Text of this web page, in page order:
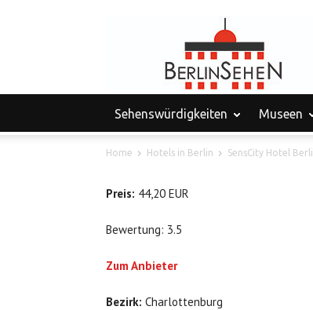
Sehenswürdigkeiten Museen
Home Hotels in Berlin SensCity Hotel
Preis: 44,20 EUR
Bewertung: 3.5
Zum Anbieter
Bezirk: Charlottenburg